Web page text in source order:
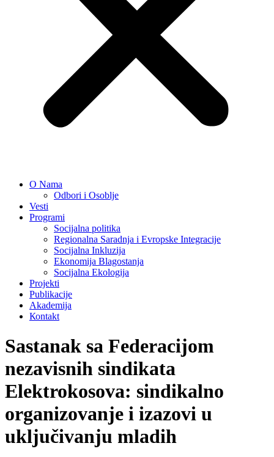
O Nama
Odbori i Osoblje
Vesti
Programi
Socijalna politika
Regionalna Saradnja i Evropske Integracije
Socijalna Inkluzija
Ekonomija Blagostanja
Socijalna Ekologija
Projekti
Publikacije
Akademija
Коntakt
Sastanak sa Federacijom
nezavisnih sindikata
Elektrokosova: sindikalno
organizovanje i izazovi u
uključivanju mladih